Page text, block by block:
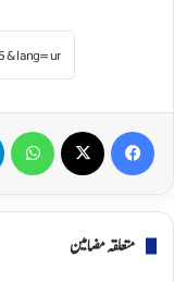
متعلقہ مضامین